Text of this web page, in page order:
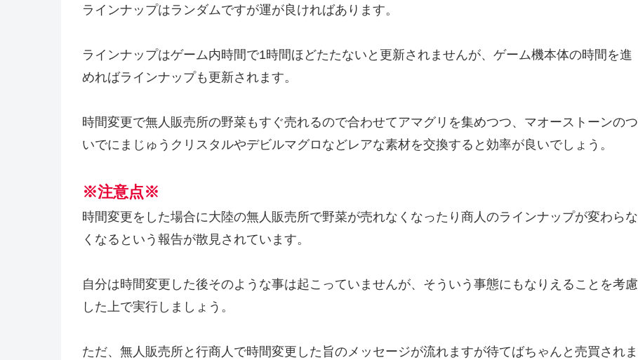
ラインナップはランダムですが運が良ければあります。
ラインナップはゲーム内時間で1時間ほどたたないと更新されませんが、ゲーム機本体の時間を進
めればラインナップも更新されます。
時間変更で無人販売所の野菜もすぐ売れるので合わせてアマグリを集めつつ、マオーストーンのつ
いでにまじゅうクリスタルやデビルマグロなどレアな素材を交換すると効率が良いでしょう。
※注意点※
時間変更をした場合に大陸の無人販売所で野菜が売れなくなったり商人のラインナップが変わらな
くなるという報告が散見されています。
自分は時間変更した後そのような事は起こっていませんが、そういう事態にもなりえることを考慮
した上で実行しましょう。
ただ、無人販売所と行商人で時間変更した旨のメッセージが流れますが待てばちゃんと売買されま